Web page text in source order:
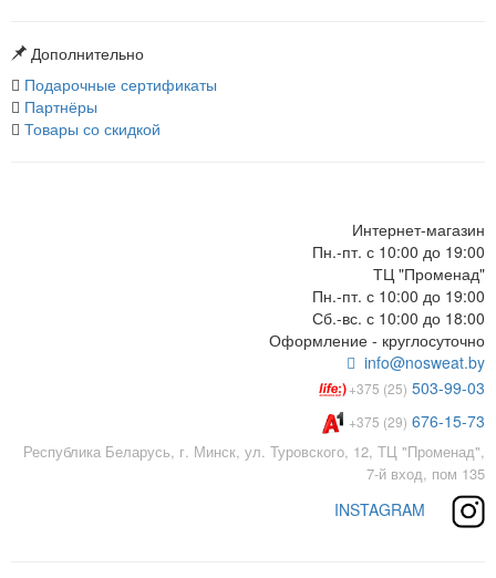
Дополнительно
Подарочные сертификаты
Партнёры
Товары со скидкой
Интернет-магазин
Пн.-пт. с 10:00 до 19:00
ТЦ "Променад"
Пн.-пт. с 10:00 до 19:00
Сб.-вс. с 10:00 до 18:00
Оформление - круглосуточно
info@nosweat.by
+375 (25) 503-99-03
+375 (29) 676-15-73
Республика Беларусь, г. Минск, ул. Туровского, 12, ТЦ "Променад",
7-й вход, пом 135
INSTAGRAM